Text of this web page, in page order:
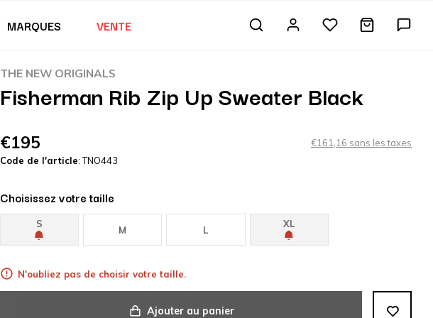
MARQUES VENTE
THE NEW ORIGINALS
Fisherman Rib Zip Up Sweater Black
€195
€161,16 sans les taxes
Code de l'article: TNO443
Choisissez votre taille
S
M L
XL
N'oubliez pas de choisir votre taille.
Ajouter au panier